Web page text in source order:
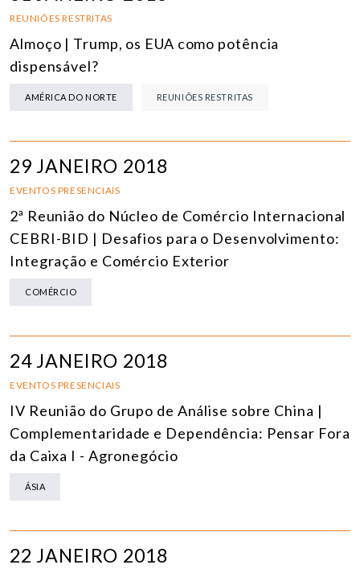
REUNIÕES RESTRITAS
Almoço | Trump, os EUA como potência
dispensável?
AMÉRICA DO NORTE REUNIÕES RESTRITAS
29 JANEIRO 2018
EVENTOS PRESENCIAIS
2ª Reunião do Núcleo de Comércio Internacional
CEBRI-BID | Desafios para o Desenvolvimento:
Integração e Comércio Exterior
COMÉRCIO
24 JANEIRO 2018
EVENTOS PRESENCIAIS
IV Reunião do Grupo de Análise sobre China |
Complementaridade e Dependência: Pensar Fora
da Caixa I - Agronegócio
ÁSIA
22 JANEIRO 2018